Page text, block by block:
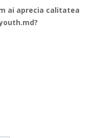
ai aprecia calitatea